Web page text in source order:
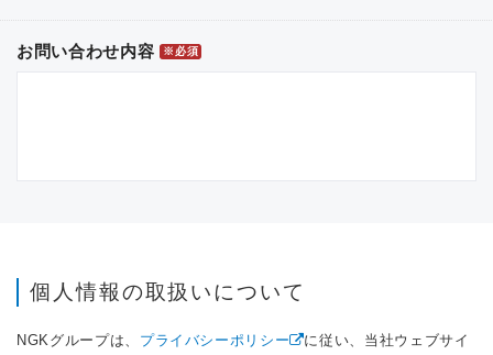
お問い合わせ内容 ※必須
個人情報の取扱いについて
NGKグループは、 プライバシーポリシー
に従い、当社ウェブサイ